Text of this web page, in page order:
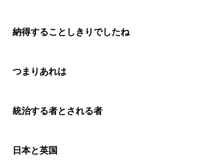
納得することしきりでしたね
つまりあれは
統治する者とされる者
日本と英国